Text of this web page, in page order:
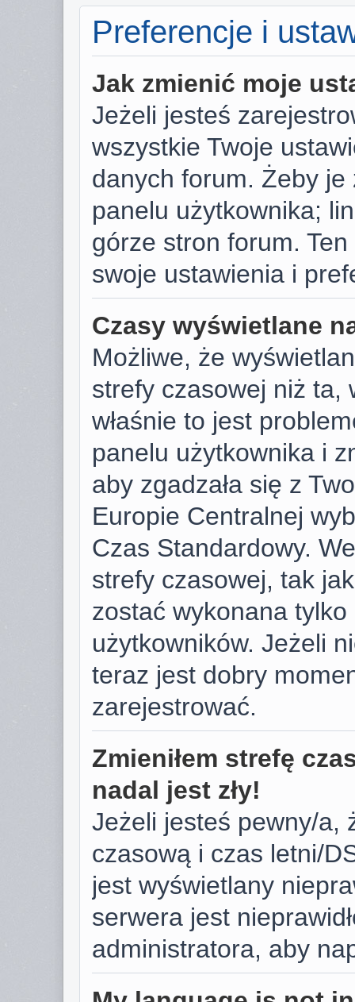
Preferencje i
Jak zmienić moje
Jeżeli jesteś
wszystkie Twoje
danych forum. Żeby
panelu użytkownika;
górze stron forum.
swoje ustawienia i
Czasy wyświetlane
Możliwe, że
strefy czasowej niż ta,
właśnie to jest
panelu użytkownika i
aby zgadzała się z
Europie Centralnej
Czas Standardowy.
strefy czasowej, tak
zostać wykonana
użytkowników. Jeżeli
teraz jest dobry
zarejestrować.
Zmieniłem strefę
nadal jest zły!
Jeżeli jesteś pewny/a,
czasową i czas letni/
jest wyświetlany
serwera jest
administratora, aby